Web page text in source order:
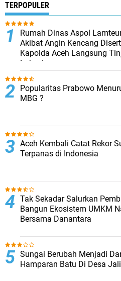
TERPOPULER
Rumah Dinas Aspol
Akibat Angin Kencang
Kapolda Aceh Langsung
Lokasi
Popularitas Prabowo
MBG ?
Aceh Kembali Catat Rekor
Terpanas di Indonesia
Tak Sekadar Salurkan
Bangun Ekosistem UMKM
Bersama Danantara
Sungai Berubah Menjadi
Hamparan Batu Di Desa